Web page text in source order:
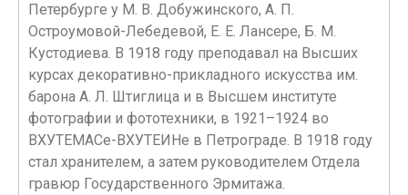
Петербурге у М. В. Добужинского, А. П.
Остроумовой-Лебедевой, Е. Е. Лансере, Б. М.
Кустодиева. В 1918 году преподавал на Высших
курсах декоративно-прикладного искусства им.
барона А. Л. Штиглица и в Высшем институте
фотографии и фототехники, в 1921–1924 во
ВХУТЕМАСе-ВХУТЕИНе в Петрограде. В 1918 году
стал хранителем, а затем руководителем Отдела
гравюр Государственного Эрмитажа.